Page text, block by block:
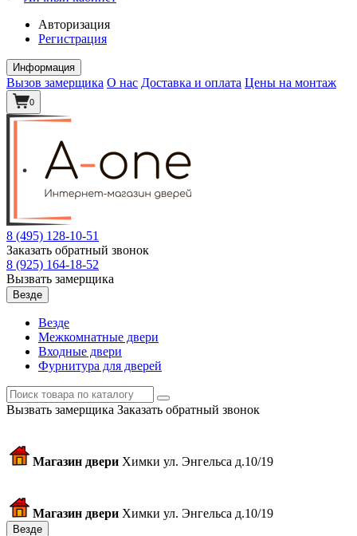
Авторизация
Регистрация
Информация
Вызов замерщика О нас Доставка и оплата Цены на монтаж
0
8 (495) 128-10-51
Заказать обратный звонок
8 (925) 164-18-52
Вызвать замерщика
Везде
Везде
Межкомнатные двери
Входные двери
Фурнитура для дверей
Вызвать замерщика Заказать обратный звонок
Магазин двери Химки ул. Энгельса д.10/19
Магазин двери Химки ул. Энгельса д.10/19
Везде